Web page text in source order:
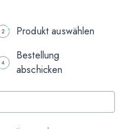
Produkt auswählen
Bestellung
abschicken